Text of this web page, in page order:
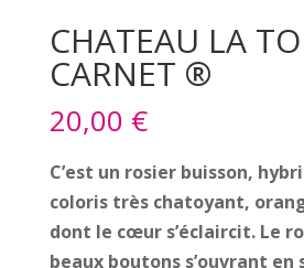
CHATEAU LA
CARNET ®
20,00 €
C’est un rosier buisson,
coloris très chatoyant,
dont le cœur s’éclaircit. Le
beaux boutons s’ouvrant en